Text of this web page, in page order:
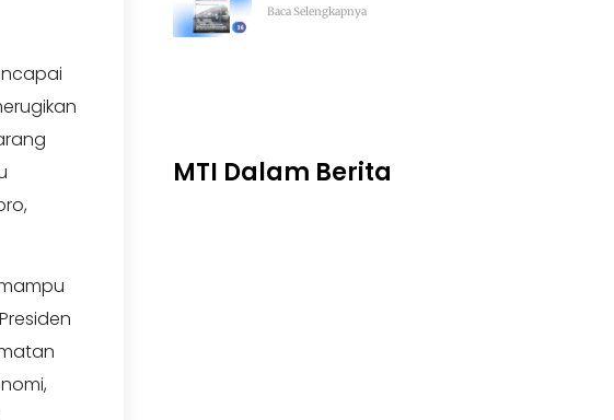
Baca Selengkapnya
MTI Dalam Berita